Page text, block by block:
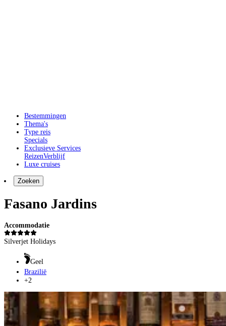
Bestemmingen
Thema's
Type reis
Specials
Exclusieve Services
ReizenVerblijf
Luxe cruises
Zoeken
Fasano Jardins
Accommodatie
Silverjet Holidays
Geel
Brazilië
+2